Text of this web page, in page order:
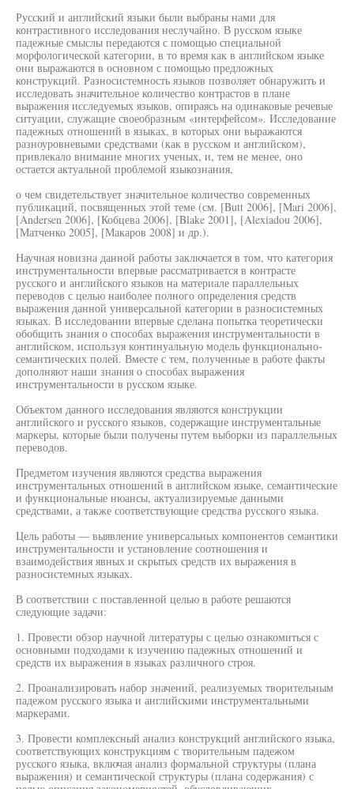
Русский и английский языки были выбраны нами для
контрастивного исследования неслучайно. В русском языке
падежные смыслы передаются с помощью специальной
морфологической категории, в то время как в английском языке
они выражаются в основном с помощью предложных
конструкций. Разносистемность языков позволяет обнаружить и
исследовать значительное количество контрастов в плане
выражения исследуемых языков, опираясь на одинаковые речевые
ситуации, служащие своеобразным «интерфейсом». Исследование
падежных отношений в языках, в которых они выражаются
разноуровневыми средствами (как в русском и английском),
привлекало внимание многих ученых, и, тем не менее, оно
остается актуальной проблемой языкознания,
о чем свидетельствует значительное количество современных
публикаций, посвященных этой теме (см. [Butt 2006], [Mari 2006],
[Andersen 2006], [Кобцева 2006], [Blake 2001], [Alexiadou 2006],
[Матченко 2005], [Макаров 2008] и др.).
Научная новизна данной работы заключается в том, что категория
инструментальности впервые рассматривается в контрасте
русского и английского языков на материале параллельных
переводов с целью наиболее полного определения средств
выражения данной универсальной категории в разносистемных
языках. В исследовании впервые сделана попытка теоретически
обобщить знания о способах выражения инструментальности в
английском, используя континуальную модель функционально-
семантических полей. Вместе с тем, полученные в работе факты
дополняют наши знания о способах выражения
инструментальности в русском языке.
Объектом данного исследования являются конструкции
английского и русского языков, содержащие инструментальные
маркеры, которые были получены путем выборки из параллельных
переводов.
Предметом изучения являются средства выражения
инструментальных отношений в английском языке, семантические
и функциональные нюансы, актуализируемые данными
средствами, а также соответствующие средства русского языка.
Цель работы — выявление универсальных компонентов семантики
инструментальности и установление соотношения и
взаимодействия явных и скрытых средств их выражения в
разносистемных языках.
В соответствии с поставленной целью в работе решаются
следующие задачи:
1. Провести обзор научной литературы с целью ознакомиться с
основными подходами к изучению падежных отношений и
средств их выражения в языках различного строя.
2. Проанализировать набор значений, реализуемых творительным
падежом русского языка и английскими инструментальными
маркерами.
3. Провести комплексный анализ конструкций английского языка,
соответствующих конструкциям с творительным падежом
русского языка, включая анализ формальной структуры (плана
выражения) и семантической структуры (плана содержания) с